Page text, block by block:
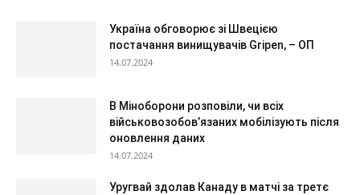
Україна обговорює зі Швецією
постачання винищувачів Gripen, – ОП
14.07.2024
В Міноборони розповіли, чи всіх
військовозобов’язаних мобілізують після
оновлення даних
14.07.2024
Уругвай здолав Канаду в матчі за третє